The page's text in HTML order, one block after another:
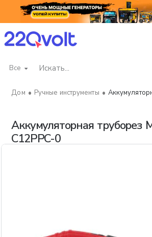
Все
Искать...
Аккумуляторная труборез
C12PPC-0
Ручные инструменты